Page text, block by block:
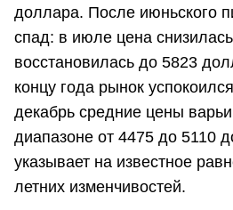
доллара. После июньского
спад: в июле цена
восстановилась до 5823
концу года рынок
декабрь средние цены
диапазоне от 4475 до 5110
указывает на известное
летних изменчивостей.